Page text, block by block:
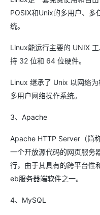
POSIX和Unix的多用户、多
统。
Linux能运行主要的 UNIX
持 32 位和 64 位硬件。
Linux 继承了 Unix 以网络
多用户网络操作系统。
3、Apache
Apache HTTP Server（简
一个开放源代码的网页服务
行，由于其具有的跨平台性
eb服务器端软件之一。
4、MySQL